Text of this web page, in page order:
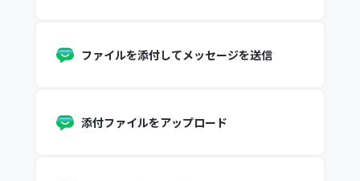
ファイルを添付してメッセージを送信
添付ファイルをアップロード